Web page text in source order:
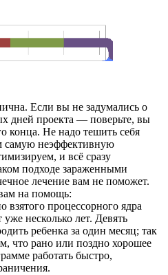
Если вы не задумались о
дней проекта — поверьте, вы
конца. Не надо тешить себя
самую неэффективную
и всё сразу
подходе зараженными
лечение вам не поможет.
на помощь:
взятого процессорного ядра
несколько лет. Девять
ребенка за один месяц; так
что рано или поздно хорошее
работать быстро,